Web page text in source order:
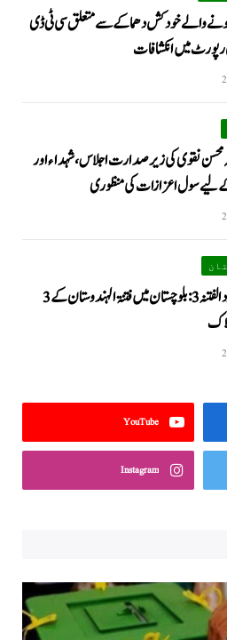
والے خودکش دھماکے سے متعلق سی ٹی ڈی
رپورٹ میں انکشافات
محسن نقوی کی زیر صدارت اجلاس، شہداء اور
لیے سول اعزازات کی منظوری
آپریشن رد الفتنہ 3: بلوچستان میں فتنۃ الہندوستان کے 3
YouTube
Instagram